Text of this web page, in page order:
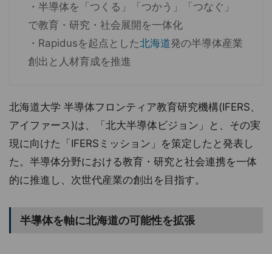
・半導体を「つくる」「つかう」「つなぐ」
で教育・研究・社会展開を一体化
・Rapidusを起点とした北海道発の半導体産業
創出と人材育成を推進
北海道大学 半導体フロンティア教育研究機構(IFERS、
アイファース)は、「北大半導体ビジョン」と、その実
現に向けた「IFERSミッション」を策定したと発表し
た。半導体分野における教育・研究と社会連携を一体
的に推進し、次世代産業の創出を目指す。
半導体を軸に北海道の可能性を拡張